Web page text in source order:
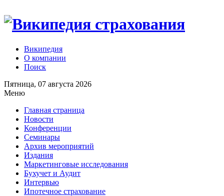
Википедия
О компании
Поиск
Пятница, 07 августа 2026
Меню
Главная страница
Новости
Конференции
Семинары
Архив мероприятий
Издания
Маркетинговые исследования
Бухучет и Аудит
Интервью
Ипотечное страхование